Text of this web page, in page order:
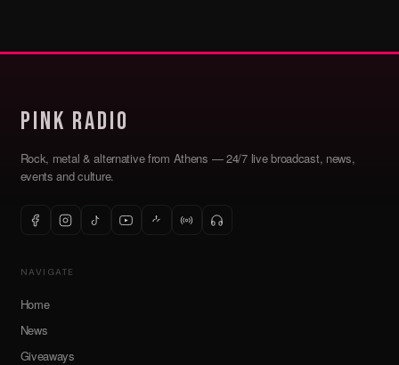
Pink Radio
Rock, metal & alternative from Athens — 24/7 live broadcast, news,
events and culture.
NAVIGATE
Home
News
Giveaways